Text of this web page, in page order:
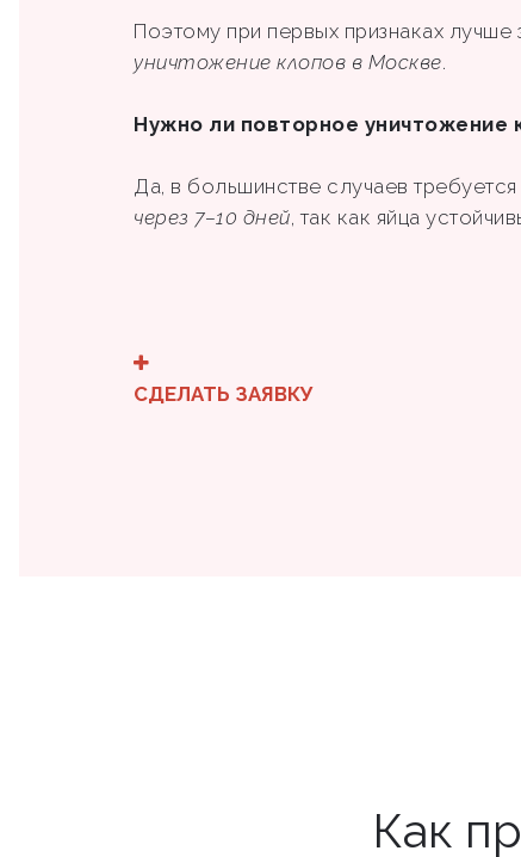
Поэтому при первых признаках лучше
уничтожение клопов в Москве.
Нужно ли повторное уничтожение
Да, в большинстве случаев требуется
через 7–10 дней, так как яйца
СДЕЛАТЬ ЗАЯВКУ
Как